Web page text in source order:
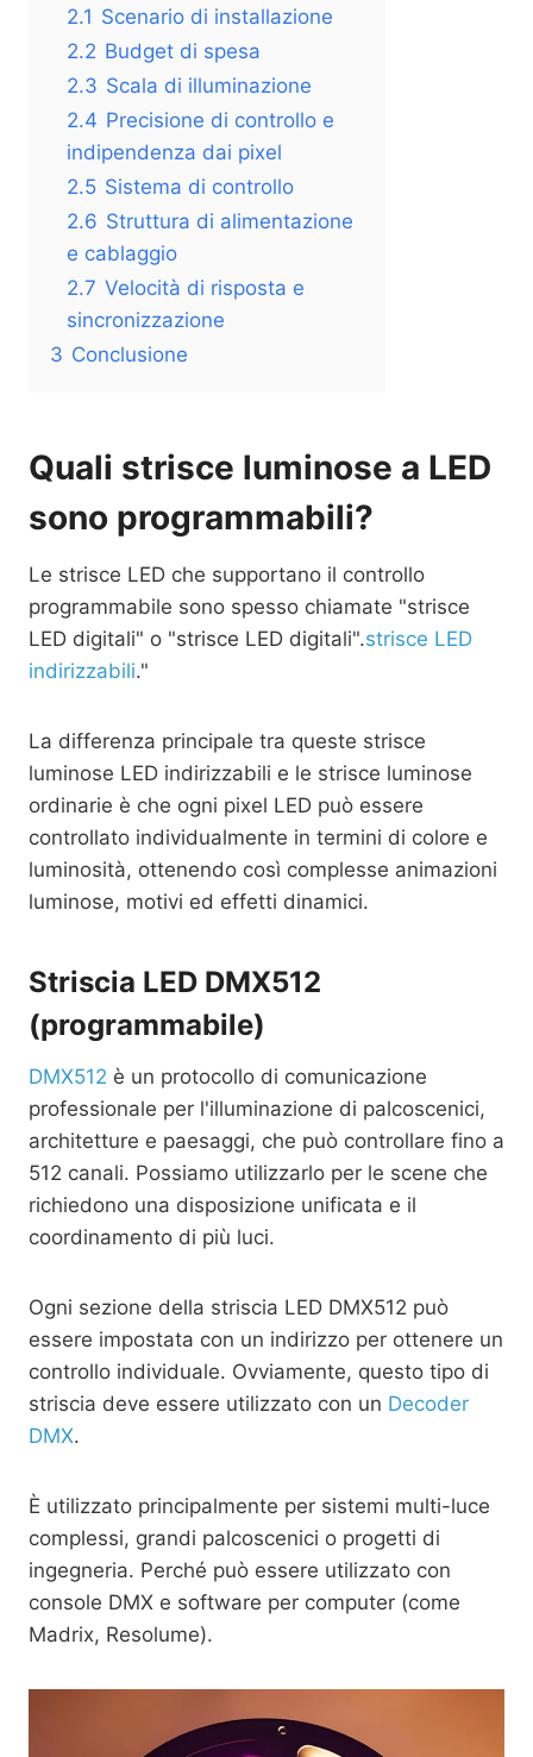
2.1 Scenario di installazione
2.2 Budget di spesa
2.3 Scala di illuminazione
2.4 Precisione di controllo e
indipendenza dai pixel
2.5 Sistema di controllo
2.6 Struttura di alimentazione
e cablaggio
2.7 Velocità di risposta e
sincronizzazione
3 Conclusione
Quali strisce luminose a LED
sono programmabili?
Le strisce LED che supportano il controllo
programmabile sono spesso chiamate "strisce
LED digitali" o "strisce LED digitali".strisce LED
indirizzabili."
La differenza principale tra queste strisce
luminose LED indirizzabili e le strisce luminose
ordinarie è che ogni pixel LED può essere
controllato individualmente in termini di colore e
luminosità, ottenendo così complesse animazioni
luminose, motivi ed effetti dinamici.
Striscia LED DMX512
(programmabile)
DMX512 è un protocollo di comunicazione
professionale per l'illuminazione di palcoscenici,
architetture e paesaggi, che può controllare fino a
512 canali. Possiamo utilizzarlo per le scene che
richiedono una disposizione unificata e il
coordinamento di più luci.
Ogni sezione della striscia LED DMX512 può
essere impostata con un indirizzo per ottenere un
controllo individuale. Ovviamente, questo tipo di
striscia deve essere utilizzato con un Decoder
DMX.
È utilizzato principalmente per sistemi multi-luce
complessi, grandi palcoscenici o progetti di
ingegneria. Perché può essere utilizzato con
console DMX e software per computer (come
Madrix, Resolume).